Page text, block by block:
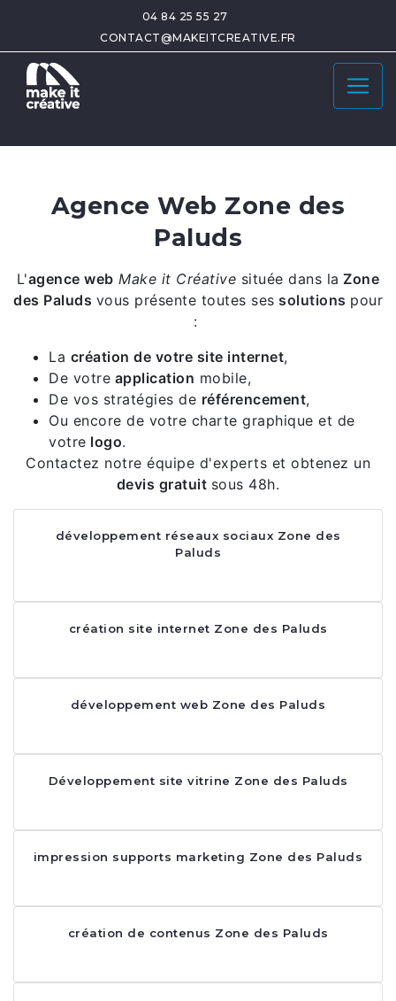
04 84 25 55 27
CONTACT@MAKEITCREATIVE.FR
Agence Web Zone des
Paluds
L'agence web Make it Créative située dans la Zone
des Paluds vous présente toutes ses solutions pour
:
La création de votre site internet,
De votre application mobile,
De vos stratégies de référencement,
Ou encore de votre charte graphique et de
votre logo.
Contactez notre équipe d'experts et obtenez un
devis gratuit sous 48h.
développement réseaux sociaux Zone des
Paluds
création site internet Zone des Paluds
développement web Zone des Paluds
Développement site vitrine Zone des Paluds
impression supports marketing Zone des Paluds
création de contenus Zone des Paluds